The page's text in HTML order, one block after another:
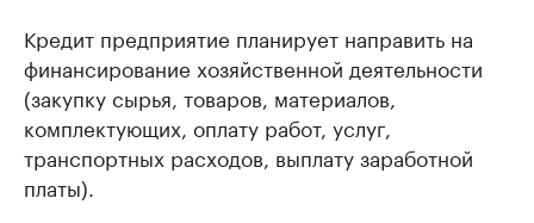
Кредит предприятие планирует направить на
финансирование хозяйственной деятельности
(закупку сырья, товаров, материалов,
комплектующих, оплату работ, услуг,
транспортных расходов, выплату заработной
платы).